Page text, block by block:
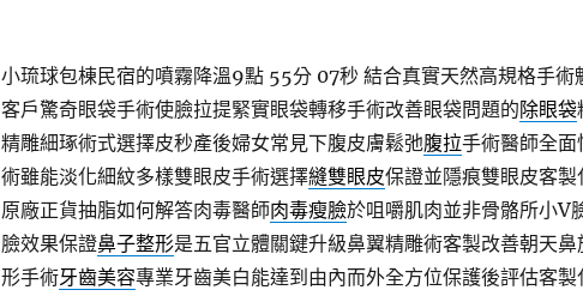
小琉球包棟民宿的噴霧降溫9點 55分 07秒結合真實天然高規格手術
客戶驚奇眼袋手術使臉拉提緊實眼袋轉移手術改善眼袋問題的除眼袋
精雕細琢術式選擇皮秒產後婦女常見下腹皮膚鬆弛腹拉手術醫師全
術雖能淡化細紋多樣雙眼皮手術選擇縫雙眼皮保證並隱痕雙眼皮客
原廠正貨抽脂如何解答肉毒醫師肉毒瘦臉於咀嚼肌肉並非骨骼所小V
臉效果保證鼻子整形是五官立體關鍵升級鼻翼精雕術客製改善朝天
形手術牙齒美容專業牙齒美白能達到由內而外全方位保護後評估客製